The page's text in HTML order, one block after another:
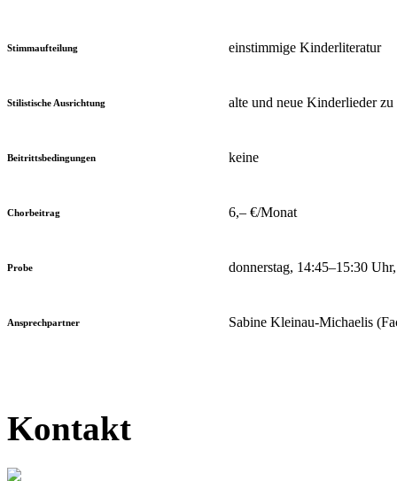
Stimmaufteilung einstimmige Kinderliteratur
Stilistische Ausrichtung alte und neue Kinderlieder
Beitrittsbedingungen keine
Chorbeitrag 6,– €/Monat
Probe donnerstag, 14:45–15:30
Ansprechpartner Sabine Kleinau-Michaelis
Kontakt